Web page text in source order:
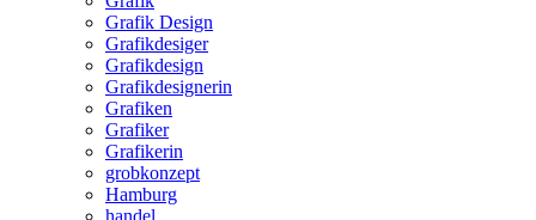
Grafik Design
Grafikdesiger
Grafikdesign
Grafikdesignerin
Grafiken
Grafiker
Grafikerin
grobkonzept
Hamburg